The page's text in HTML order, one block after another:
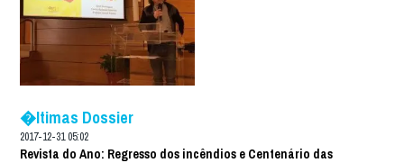
�ltimas Dossier
2017-12-31 05:02
Revista do Ano: Regresso dos incêndios e Centenário das